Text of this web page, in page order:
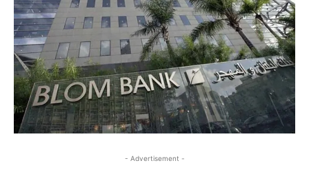
- Advertisement -